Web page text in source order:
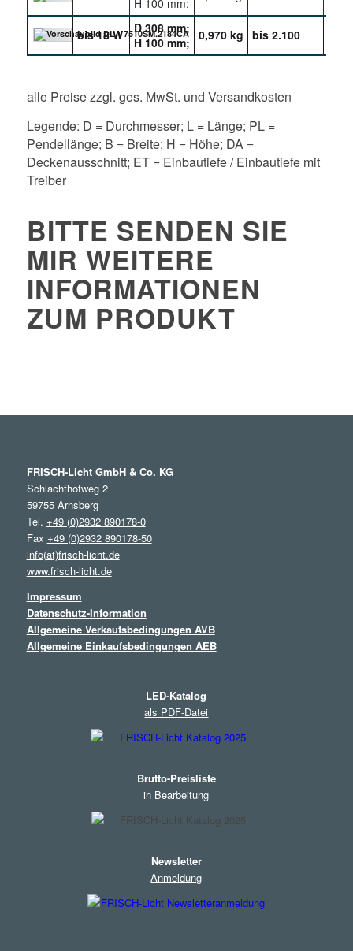
H 100 mm;
bis 18 W
D 308 mm;
H 100 mm; 0,970 kg bis 2.100
alle Preise zzgl. ges. MwSt. und Versandkosten
Legende: D = Durchmesser; L = Länge; PL =
Pendellänge; B = Breite; H = Höhe; DA =
Deckenausschnitt; ET = Einbautiefe / Einbautiefe mit
Treiber
BITTE SENDEN SIE
MIR WEITERE
INFORMATIONEN
ZUM PRODUKT
FRISCH-Licht GmbH & Co. KG
Schlachthofweg 2
59755 Arnsberg
Tel. +49 (0)2932 890178-0
Fax +49 (0)2932 890178-50
info(at)frisch-licht.de
www.frisch-licht.de
Impressum
Datenschutz-Information
Allgemeine Verkaufsbedingungen AVB
Allgemeine Einkaufsbedingungen AEB
LED-Katalog
als PDF-Datei
Brutto-Preisliste
in Bearbeitung
Newsletter
Anmeldung